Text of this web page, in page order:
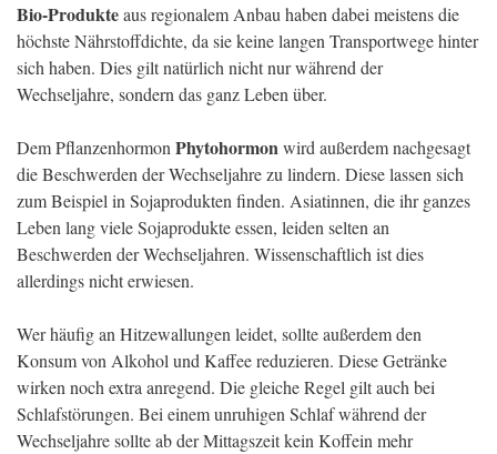
Bio-Produkteaus regionalem Anbau haben dabei meistens die
höchste Nährstoffdichte, da sie keine langen Transportwege hinter
sich haben. Dies gilt natürlich nicht nur während der
Wechseljahre, sondern das ganz Leben über.
Dem Pflanzenhormon Phytohormonwird außerdem nachgesagt
die Beschwerden der Wechseljahre zu lindern. Diese lassen sich
zum Beispiel in Sojaprodukten finden. Asiatinnen, die ihr ganzes
Leben lang viele Sojaprodukte essen, leiden selten an
Beschwerden der Wechseljahren. Wissenschaftlich ist dies
allerdings nicht erwiesen.
Wer häufig an Hitzewallungen leidet, sollte außerdem den
Konsum von Alkohol und Kaffee reduzieren. Diese Getränke
wirken noch extra anregend. Die gleiche Regel gilt auch bei
Schlafstörungen. Bei einem unruhigen Schlaf während der
Wechseljahre sollte ab der Mittagszeit kein Koffein mehr